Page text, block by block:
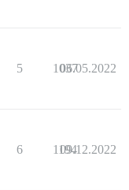
5 1037
06.05.2022
6 1194
09.12.2022